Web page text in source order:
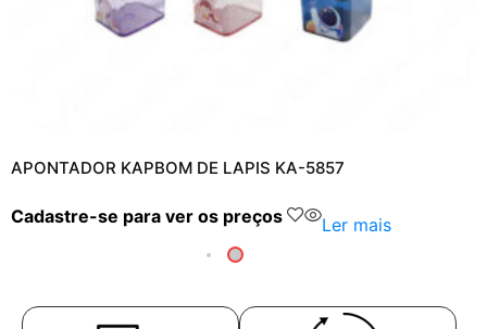
APONTADOR KAPBOM DE LAPIS KA-5857
Cadastre-se para ver os preços Ler mais